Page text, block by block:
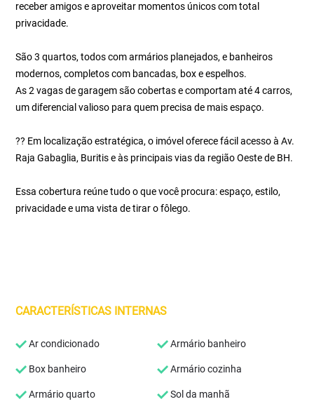
receber amigos e aproveitar momentos únicos com total
privacidade.
São 3 quartos, todos com armários planejados, e banheiros
modernos, completos com bancadas, box e espelhos.
As 2 vagas de garagem são cobertas e comportam até 4 carros,
um diferencial valioso para quem precisa de mais espaço.
?? Em localização estratégica, o imóvel oferece fácil acesso à Av.
Raja Gabaglia, Buritis e às principais vias da região Oeste de BH.
Essa cobertura reúne tudo o que você procura: espaço, estilo,
privacidade e uma vista de tirar o fôlego.
CARACTERÍSTICAS INTERNAS
Ar condicionado Armário banheiro
Box banheiro Armário cozinha
Armário quarto Sol da manhã